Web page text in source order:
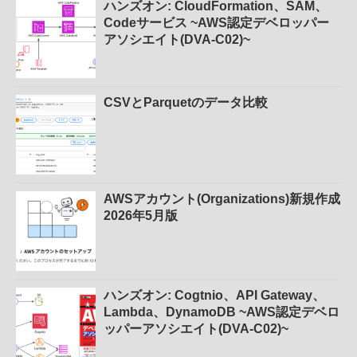
ハンズオン: CloudFormation、SAM、
Codeサービス ~AWS認定デベロッパー
アソシエイト(DVA-C02)~
CSVとParquetのデータ比較
AWSアカウント(Organizations)新規作成
2026年5月版
ハンズオン: Cogtnio、API Gateway、
Lambda、DynamoDB ~AWS認定デベロ
ッパーアソシエイト(DVA-C02)~